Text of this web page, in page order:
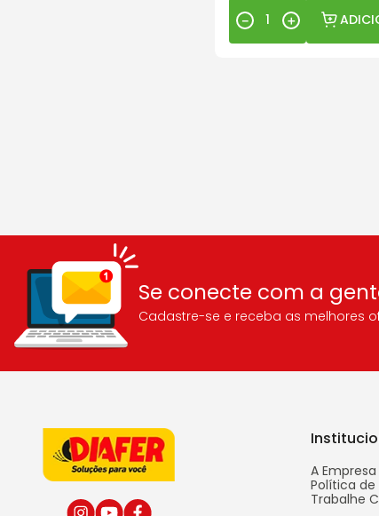
＋
－
Se conecte com a
Cadastre-se e receba as melhores
A Empresa
Política de
Trabalhe